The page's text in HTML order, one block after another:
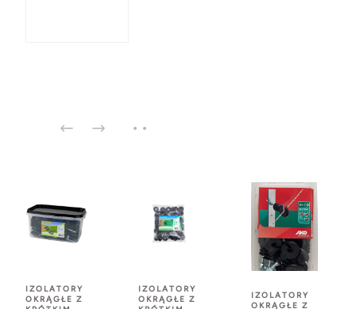
IZOLATORY
OKRĄGŁE Z
IZOLATORY
OKRĄGŁE Z
IZOLATORY
OKRĄGŁE Z